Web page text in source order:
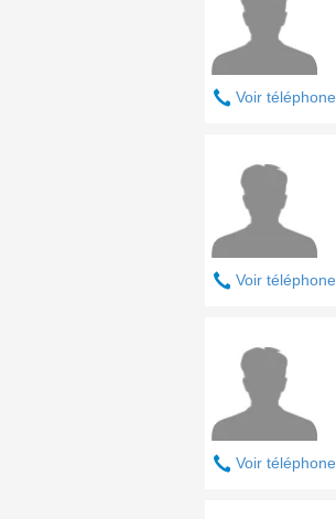
Voir téléphone
Voir téléphone
Voir téléphone